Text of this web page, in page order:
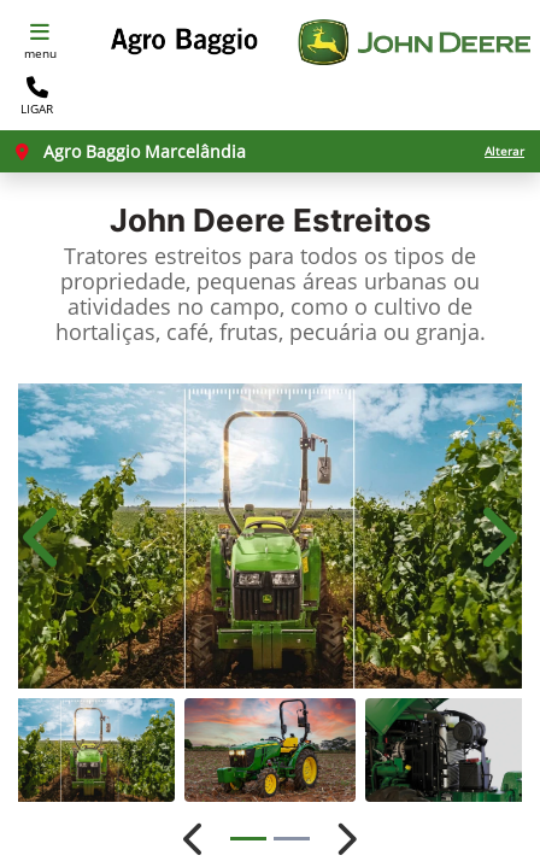
menu
LIGAR
Agro Baggio Marcelândia Alterar
John Deere Estreitos
Tratores estreitos para todos os tipos de
propriedade, pequenas áreas urbanas ou
atividades no campo, como o cultivo de
hortaliças, café, frutas, pecuária ou granja.
Anterior
Anterior Próximo